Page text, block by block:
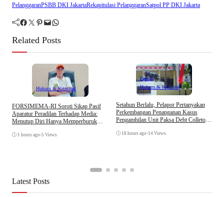
PelanggaranPSBB DKI JakartaRekapitulasi PelanggaranSatpol PP DKI Jakarta
Facebook Twitter Pinterest Mail WhatsApp
Related Posts
Hukum & Kriminal
​FORSIMEMA-RI Soroti Sikap Pasif
Aparatur Peradilan Terhadap Media:
Menutup Diri Hanya Memperburuk
1 hours ago •5 Views
Daerah
Hukum & Kriminal
Setahun Berlalu, Pelapor Pertanyakan
Perkembangan Penanganan Kasus
Pengambilan Unit Paksa Debt Colletor
18 hours ago •14 Views
Latest Posts